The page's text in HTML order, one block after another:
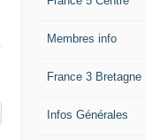
Membres info
France 3 Bretagne
Infos Générales